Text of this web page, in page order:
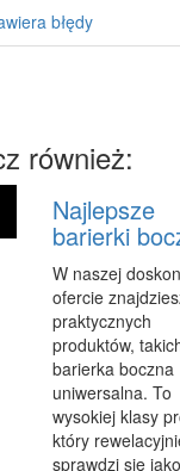
MASZYNY
PRZEWÓZ
TRANSPORT
WYNAJEM
USŁUGI
SALONY, KOMISY
PUBLIC
błędy
również:
Najlepsze
barierki
W naszej
ofercie
praktycznych
produktów,
barierka boczna
uniwersalna. To
wysokiej klasy
który
sprawdzi się jako